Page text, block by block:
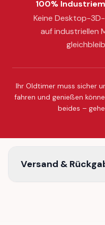
100%
Keine Desktop-
auf industriellen
Ihr Oldtimer muss sicher
fahren und genießen
beides –
Versand &